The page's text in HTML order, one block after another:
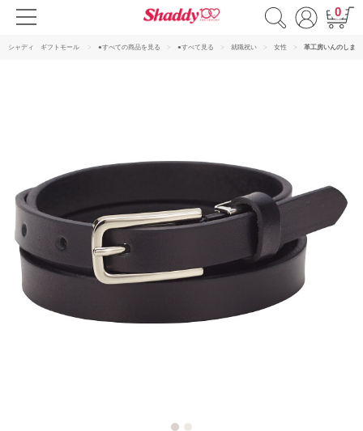
0
シャディ ギフトモール ●すべての商品を見る ●すべて見る 就職祝い 女性 革工房いんのしま